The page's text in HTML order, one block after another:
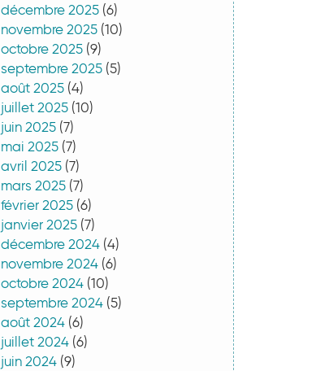
décembre 2025 (6)
novembre 2025 (10)
octobre 2025 (9)
septembre 2025 (5)
août 2025 (4)
juillet 2025 (10)
juin 2025 (7)
mai 2025 (7)
avril 2025 (7)
mars 2025 (7)
février 2025 (6)
janvier 2025 (7)
décembre 2024 (4)
novembre 2024 (6)
octobre 2024 (10)
septembre 2024 (5)
août 2024 (6)
juillet 2024 (6)
juin 2024 (9)